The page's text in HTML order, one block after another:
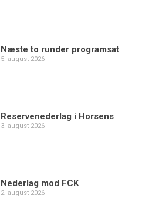
Næste to runder programsat
5. august 2026
Reservenederlag i Horsens
3. august 2026
Nederlag mod FCK
2. august 2026